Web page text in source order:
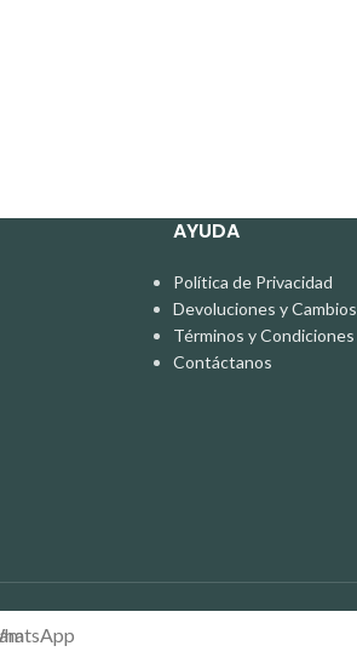
AYUDA
Política de Privacidad
Devoluciones y Cambios
Términos y Condiciones
Contáctanos